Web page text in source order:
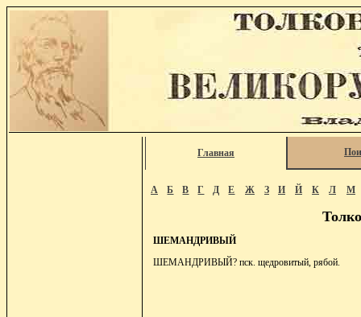
Главная
А Б В Г Д Е Ж З И Й К Л М
ШЕМАНДРИВЫЙ
ШЕМАНДРИВЫЙ? пск. щедровитый, рябой.